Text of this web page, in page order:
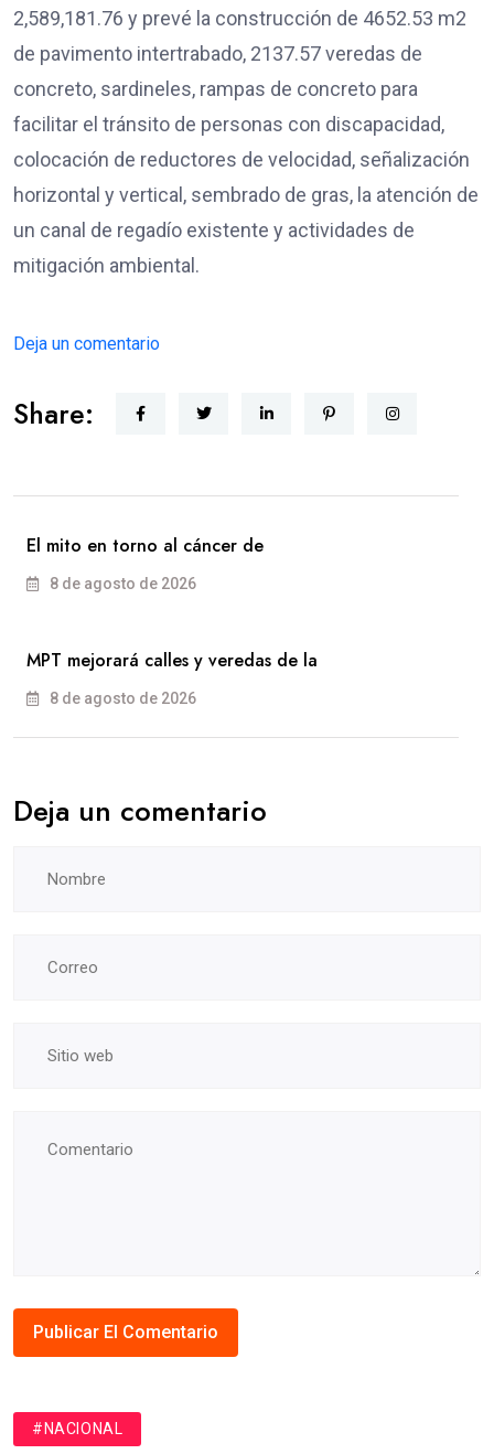
2,589,181.76 y prevé la construcción de 4652.53 m2
de pavimento intertrabado, 2137.57 veredas de
concreto, sardineles, rampas de concreto para
facilitar el tránsito de personas con discapacidad,
colocación de reductores de velocidad, señalización
horizontal y vertical, sembrado de gras, la atención de
un canal de regadío existente y actividades de
mitigación ambiental.
Deja un comentario
Share:
El mito en torno al cáncer de
8 de agosto de 2026
MPT mejorará calles y veredas de la
8 de agosto de 2026
Deja un comentario
#NACIONAL